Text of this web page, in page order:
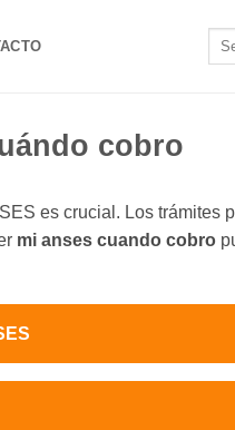
cobro
es crucial. Los trámites
mi anses cuando cobro